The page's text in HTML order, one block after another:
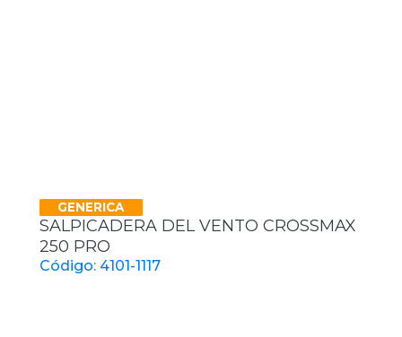
GENERICA
SALPICADERA DEL VENTO CROSSMAX
250 PRO
Código: 4101-1117